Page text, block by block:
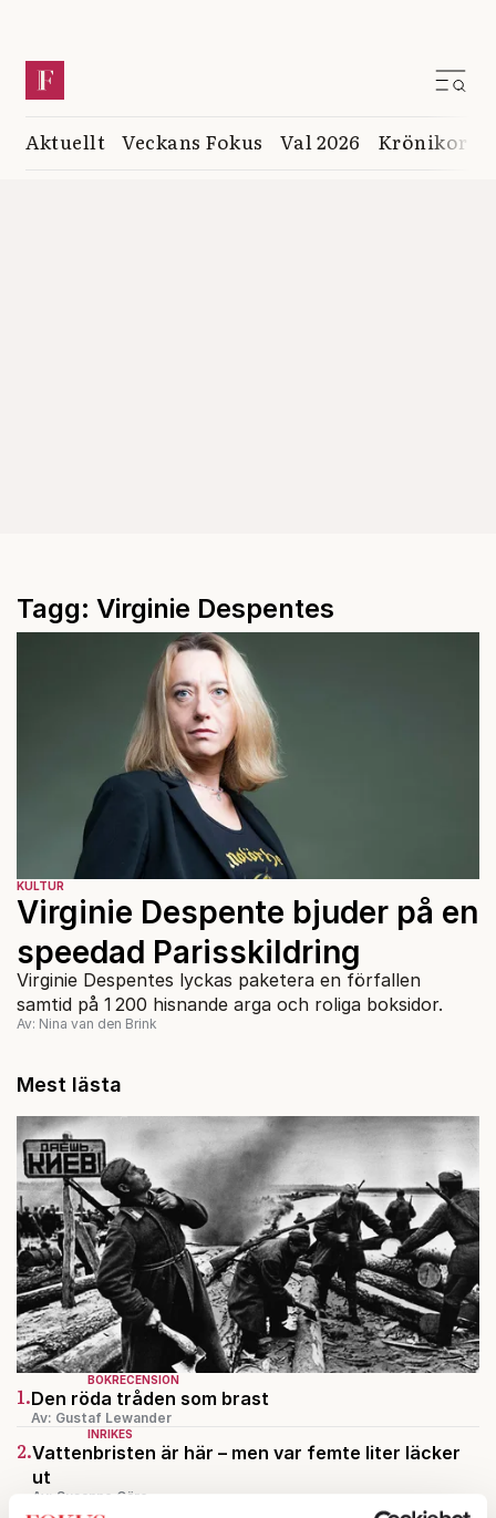
Aktuellt Veckans Fokus Val 2026 Krönikor
Tagg: Virginie Despentes
KULTUR
Virginie Despente bjuder på en
speedad Parisskildring
Virginie Despentes lyckas paketera en förfallen
samtid på 1 200 hisnande arga och roliga boksidor.
Av: Nina van den Brink
Mest lästa
BOKRECENSION
1.Den röda tråden som brast
Av: Gustaf Lewander
INRIKES
2.Vattenbristen är här – men var femte liter läcker
ut
Av: Susanne Gäre
KRÖNIKA